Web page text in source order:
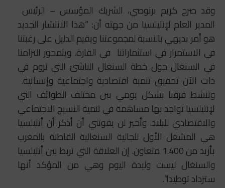
وقد صرح كريم برنوصي، الشريك المؤسس – الرئيس
المدير العام لإنتيلسيا من جهته أن: “هذا الانتشار الجديد
هو أمر بديهي بالنسبة لمجموعتنا ويقيم الدليل على رغبتنا
في الاستمرار في استثماراتنا في القارة. ويتمحور التزامنا
في السنغال حول خطة السنغال الناشئ التي تروم في
ذات الآن تحقيق تنمية اقتصادية واجتماعية وإنسانية.
وتنشط فرقنا بشكل يومي بين مختلف الطوائف التي
لإنتيلسيا تواجد بها مساهمة في تنمية النسيج الاجتماعي
والاقتصادي للبلاد. وأخير لن يفوتني أن أذكر أن أنتيلسيا
هي المشغل الأول للجالية السنغالية القاطنة بالمغرب
بأزيد من 1.400 متعاون. إن العلاقة التي تربط بين أنتيلسيا
والسنغال ليست وليدة اليوم وهي من المؤكد أنها
ستزداد توطيدا”.